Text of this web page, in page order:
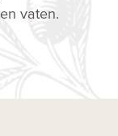
vaten.